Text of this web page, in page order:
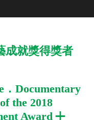
成就獎得獎者
．Documentary
the 2018
Award